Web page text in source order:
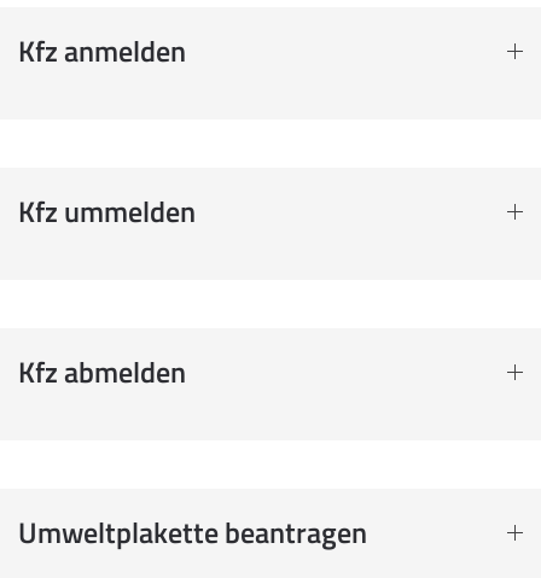
Kfz anmelden
Kfz ummelden
Kfz abmelden
Umweltplakette beantragen